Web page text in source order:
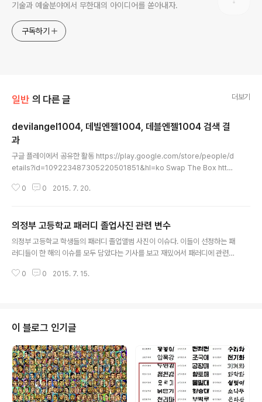
기술과 예술분야에서 무한대의 아이디어를 쏟아내자.
구독하기
일반 의 다른 글 더보기
devilangel1004, 데빌엔젤1004, 데블엔젤1004 검색 결
과
구글 플레이에서 공유한 활동 https://play.google.com/store/people/d
etails?id=109223487305220501851&hl=ko Swap The Box http
hebox&hl=ko " DONG-HYEON KIM ㅎㅎ 이거왜 바이러스라고하죠 ㅠ
신으로 잡아먹으면 좋겠는뎅..ㅎㅎ" "영종대교 100중 추돌사고…2명 사망·40
여명 부상" 댓글 http://www.newsis..
0 0 2015. 7. 20.
의정부 고등학교 패러디 졸업사진 관련 변수
의정부 고등학교 학생들의 패러디 졸업앨범 사진이 이슈다. 이들이 선정하는 패
러디들이 한 해의 이슈를 모두 담았다는 기사를 보고 재밌어서 패러디에 관련된
원한다. 졸업 후 입사 지원, 광고 모델 채용. 졸업앨범 매매 양심의 자유 탄압: 학
소수자 차별: 여성차별, 장애인, 동성애자 등 차별 학습 능력과 연계: 해당 학교
의 평균 성적, 진학률, 범죄율, 폭력빈도 등으로 비판 타학교로 확산: 패..
0 0 2015. 7. 15.
이 블로그 인기글